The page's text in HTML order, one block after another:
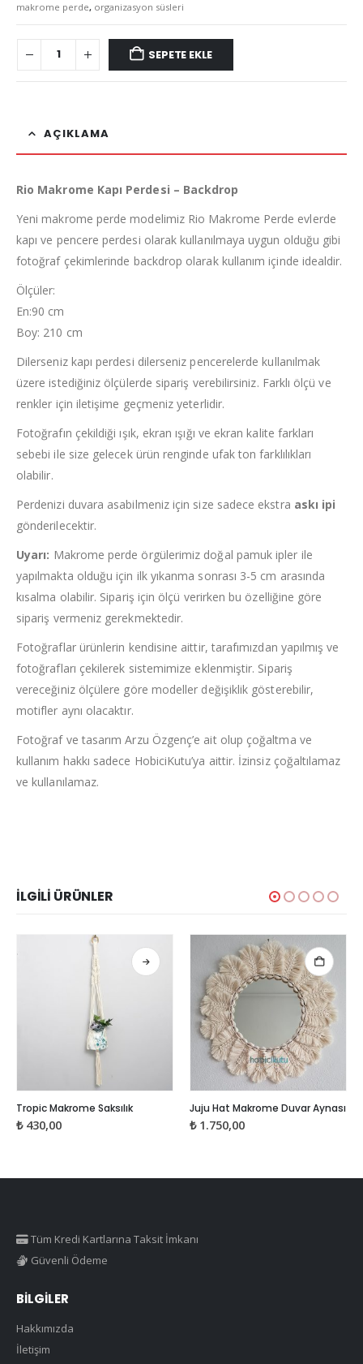
makrome perde, organizasyon süsleri
SEPETE EKLE
AÇIKLAMA
Rio Makrome Kapı Perdesi – Backdrop
Yeni makrome perde modelimiz Rio Makrome Perde evlerde
kapı ve pencere perdesi olarak kullanılmaya uygun olduğu gibi
fotoğraf çekimlerinde backdrop olarak kullanım içinde idealdir.
Ölçüler:
En:90 cm
Boy: 210 cm
Dilerseniz kapı perdesi dilerseniz pencerelerde kullanılmak
üzere istediğiniz ölçülerde sipariş verebilirsiniz. Farklı ölçü ve
renkler için iletişime geçmeniz yeterlidir.
Fotoğrafın çekildiği ışık, ekran ışığı ve ekran kalite farkları
sebebi ile size gelecek ürün renginde ufak ton farklılıkları
olabilir.
Perdenizi duvara asabilmeniz için size sadece ekstra askı ipi
gönderilecektir.
Uyarı: Makrome perde örgülerimiz doğal pamuk ipler ile
yapılmakta olduğu için ilk yıkanma sonrası 3-5 cm arasında
kısalma olabilir. Sipariş için ölçü verirken bu özelliğine göre
sipariş vermeniz gerekmektedir.
Fotoğraflar ürünlerin kendisine aittir, tarafımızdan yapılmış ve
fotoğrafları çekilerek sistemimize eklenmiştir. Sipariş
vereceğiniz ölçülere göre modeller değişiklik gösterebilir,
motifler aynı olacaktır.
Fotoğraf ve tasarım Arzu Özgenç’e ait olup çoğaltma ve
kullanım hakkı sadece HobiciKutu’ya aittir. İzinsiz çoğaltılamaz
ve kullanılamaz.
İLGILI ÜRÜNLER
Bu ürünün birden fazla varyasyonu var. Seçenekler ürün sayfasından seçilebilir
Tropic Makrome Saksılık
₺430,00
Juju Hat Makrome Duvar Aynası
₺1.750,00
Tüm Kredi Kartlarına Taksit İmkanı
Güvenli Ödeme
BILGILER
Hakkımızda
İletişim